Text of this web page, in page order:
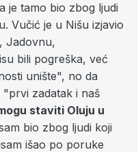
je tamo bio zbog ljudi
Vučić je u Nišu izjavio
Jadovnu,
bili pogreška, već
unište", no da
zadatak i naš
staviti Oluju u
bio zbog ljudi koji
išao po poruke